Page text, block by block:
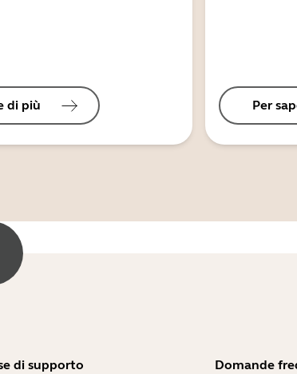
di più Per
di supporto Domande